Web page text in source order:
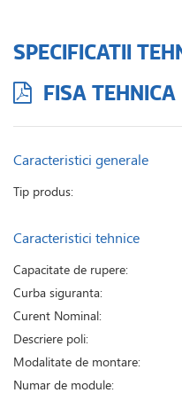
SPECIFICATII
FISA TEHNICA
Caracteristici generale
Tip produs:
Caracteristici tehnice
Capacitate de rupere:
Curba siguranta:
Curent Nominal:
Descriere poli:
Modalitate de montare:
Numar de module: